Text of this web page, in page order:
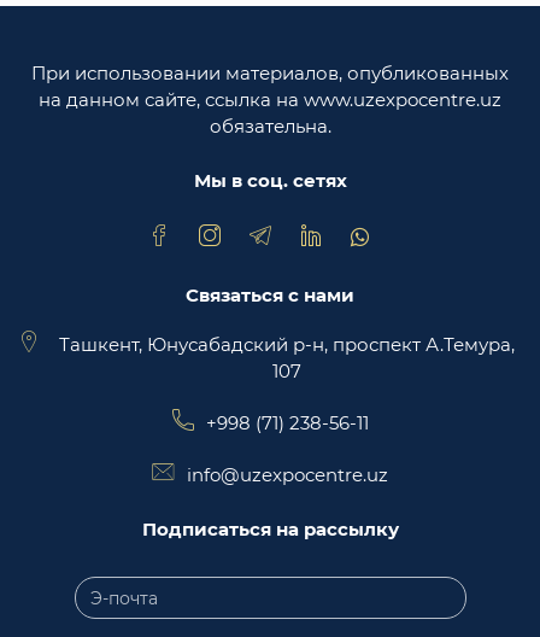
Законодательная палата Олий Мажлиса
Министерство юстиции Республики
Узбекистан
торговая площадка Trade Uzbekistan
При использовании материалов, опубликованных
на данном сайте, ссылка на www.uzexpocentre.uz
обязательна.
Мы в соц. сетях
Связаться с нами
Ташкент, Юнусабадский р-н, проспект А.Темура,
107
+998 (71) 238-56-11
info@uzexpocentre.uz
Подписаться на рассылку